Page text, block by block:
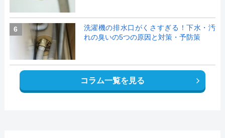
6
洗濯機の排水口がくさすぎる！下水・汚
れの臭いの5つの原因と対策・予防策
コラム一覧を見る